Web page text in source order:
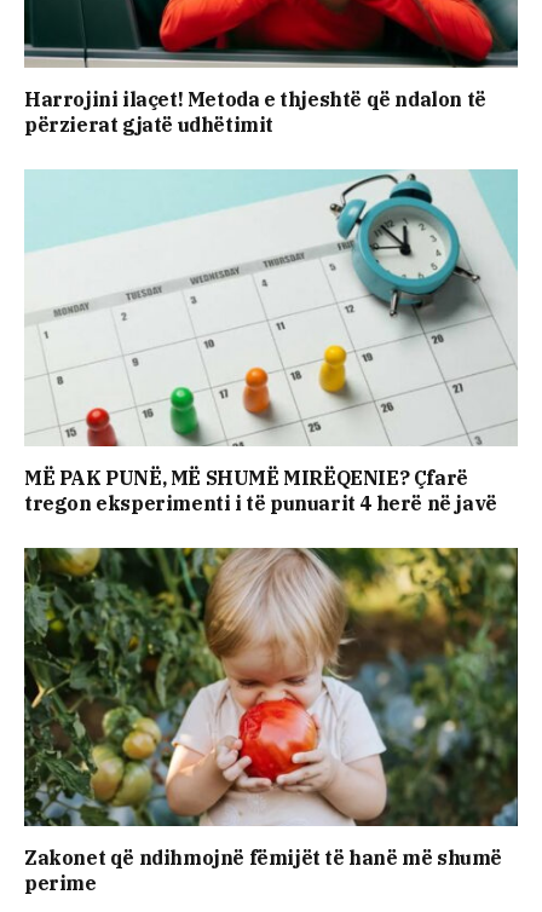
Harrojini ilaçet! Metoda e thjeshtë që ndalon të
përzierat gjatë udhëtimit
MË PAK PUNË, MË SHUMË MIRËQENIE? Çfarë
tregon eksperimenti i të punuarit 4 herë në javë
Zakonet që ndihmojnë fëmijët të hanë më shumë
perime